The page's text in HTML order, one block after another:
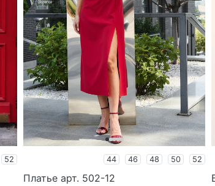
52 44 46 48 50 52
Платье арт. 502-12